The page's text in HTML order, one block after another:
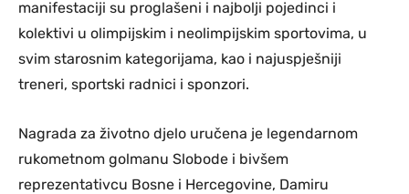
manifestaciji su proglašeni i najbolji pojedinci i
kolektivi u olimpijskim i neolimpijskim sportovima, u
svim starosnim kategorijama, kao i najuspješniji
treneri, sportski radnici i sponzori.
Nagrada za životno djelo uručena je legendarnom
rukometnom golmanu Slobode i bivšem
reprezentativcu Bosne i Hercegovine, Damiru